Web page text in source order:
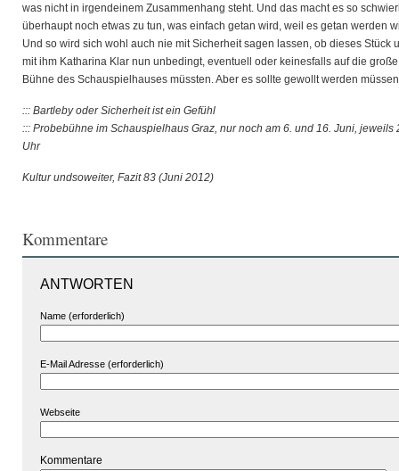
was nicht in irgendeinem Zusammenhang steht. Und das macht es so
überhaupt noch etwas zu tun, was einfach getan wird, weil es getan werden
Und so wird sich wohl auch nie mit Sicherheit sagen lassen, ob dieses Stück
mit ihm Katharina Klar nun unbedingt, eventuell oder keinesfalls auf die große
Bühne des Schauspielhauses müssten. Aber es sollte gewollt werden
::: Bartleby oder Sicherheit ist ein Gefühl
::: Probebühne im Schauspielhaus Graz, nur noch am 6. und 16. Juni, jeweils
Uhr
Kultur undsoweiter, Fazit 83 (Juni 2012)
Kommentare
ANTWORTEN
Name (erforderlich)
E-Mail Adresse (erforderlich)
Webseite
Kommentare